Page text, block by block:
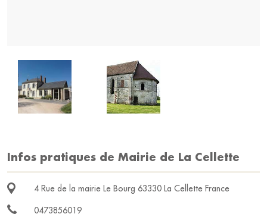
Infos pratiques de Mairie de La Cellette
4 Rue de la mairie Le Bourg 63330 La Cellette France
0473856019